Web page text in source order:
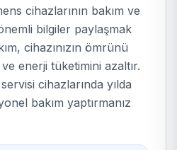
cihazlarının bakım ve
bilgiler paylaşmak
cihazınızın ömrünü
enerji tüketimini azaltır.
cihazlarında yılda
bakım yaptırmanız